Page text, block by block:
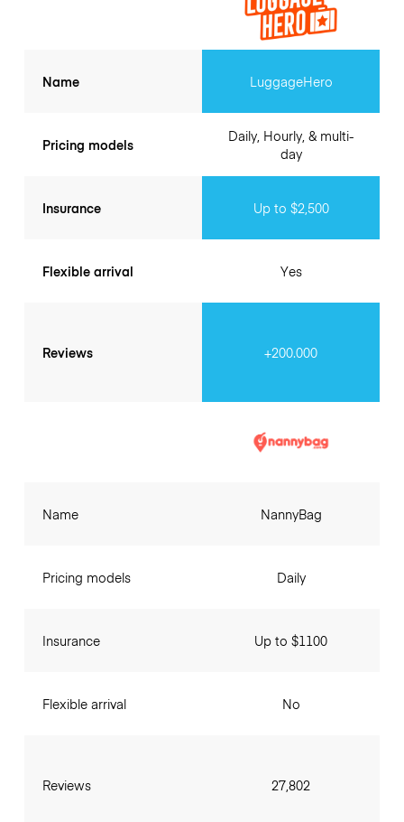
Name
Pricing models
Insurance
Flexible arrival
Reviews
LuggageHero
Daily, Hourly, & multi-
day
Up to $2,500
Yes
+200.000
Name
Pricing models
Insurance
Flexible arrival
Reviews
NannyBag
Daily
Up to $1100
No
27,802